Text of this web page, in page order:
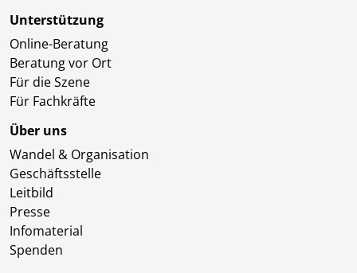
Unterstützung
Online-Beratung
Beratung vor Ort
Für die Szene
Für Fachkräfte
Über uns
Wandel & Organisation
Geschäftsstelle
Leitbild
Presse
Infomaterial
Spenden